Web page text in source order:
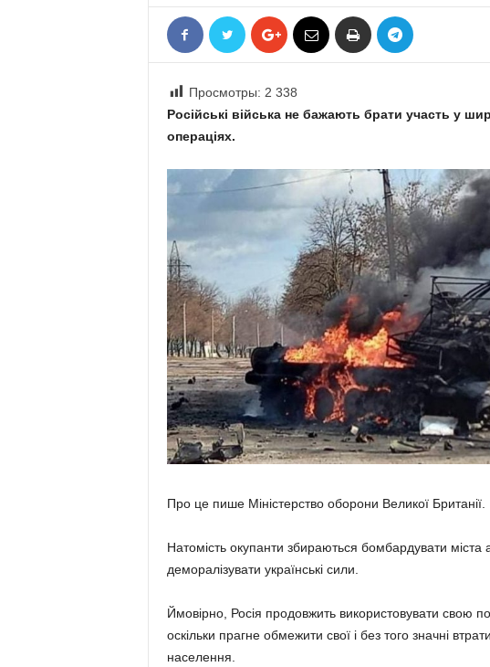
Просмотры: 2 338
Російські війська не бажають брати участь у
операціях.
Про це пише Міністерство оборони Великої Британії.
Натомість окупанти збираються бомбардувати міста
деморалізувати українські сили.
Ймовірно, Росія продовжить використовувати свою
оскільки прагне обмежити свої і без того значні
населення.